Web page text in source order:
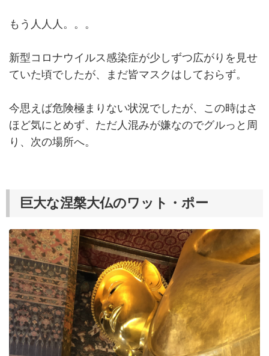
もう人人人。。。
新型コロナウイルス感染症が少しずつ広がりを見せ
ていた頃でしたが、まだ皆マスクはしておらず。
今思えば危険極まりない状況でしたが、この時はさ
ほど気にとめず、ただ人混みが嫌なのでグルっと周
り、次の場所へ。
巨大な涅槃大仏のワット・ポー